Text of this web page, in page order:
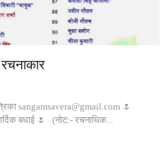
sangamsavera@gmail.com 🌷
बधाई 🌷 (नोट:- रचनाधिक...